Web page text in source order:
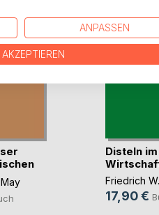
Disteln im
Friedrich
17,90 €
ANPASSEN
AKZEPTIEREN